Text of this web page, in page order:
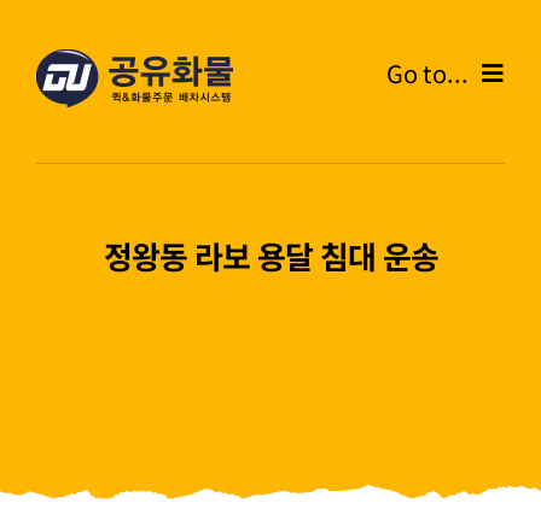
Go to...
블로그
정왕동 라보 용달 침대 운송